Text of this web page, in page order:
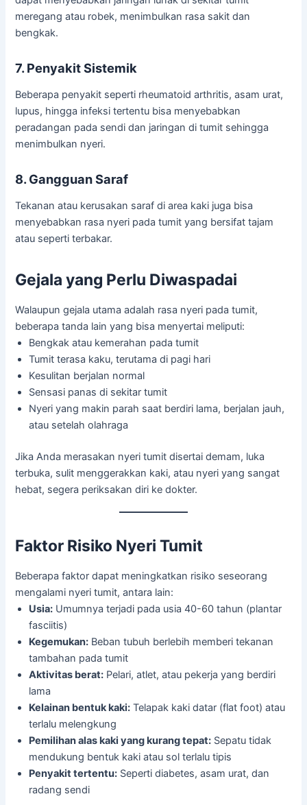
meregang atau robek, menimbulkan rasa sakit dan
bengkak.
7. Penyakit Sistemik
Beberapa penyakit seperti rheumatoid arthritis, asam urat,
lupus, hingga infeksi tertentu bisa menyebabkan
peradangan pada sendi dan jaringan di tumit sehingga
menimbulkan nyeri.
8. Gangguan Saraf
Tekanan atau kerusakan saraf di area kaki juga bisa
menyebabkan rasa nyeri pada tumit yang bersifat tajam
atau seperti terbakar.
Gejala yang Perlu Diwaspadai
Walaupun gejala utama adalah rasa nyeri pada tumit,
beberapa tanda lain yang bisa menyertai meliputi:
Bengkak atau kemerahan pada tumit
Tumit terasa kaku, terutama di pagi hari
Kesulitan berjalan normal
Sensasi panas di sekitar tumit
Nyeri yang makin parah saat berdiri lama, berjalan jauh,
atau setelah olahraga
Jika Anda merasakan nyeri tumit disertai demam, luka
terbuka, sulit menggerakkan kaki, atau nyeri yang sangat
hebat, segera periksakan diri ke dokter.
Faktor Risiko Nyeri Tumit
Beberapa faktor dapat meningkatkan risiko seseorang
mengalami nyeri tumit, antara lain:
Usia: Umumnya terjadi pada usia 40-60 tahun (plantar
fasciitis)
Kegemukan: Beban tubuh berlebih memberi tekanan
tambahan pada tumit
Aktivitas berat: Pelari, atlet, atau pekerja yang berdiri
lama
Kelainan bentuk kaki: Telapak kaki datar (flat foot) atau
terlalu melengkung
Pemilihan alas kaki yang kurang tepat: Sepatu tidak
mendukung bentuk kaki atau sol terlalu tipis
Penyakit tertentu: Seperti diabetes, asam urat, dan
radang sendi